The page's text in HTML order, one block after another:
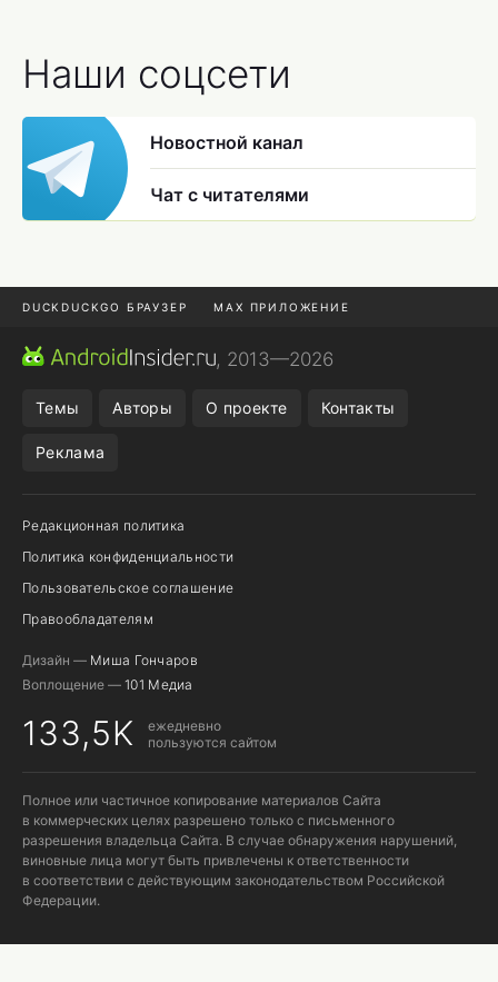
Наши соцсети
Новостной канал
Чат с читателями
DUCKDUCKGO БРАУЗЕР MAX ПРИЛОЖЕНИЕ
ПРИЛОЖЕНИЯ ANDROID
, 2013—2026
Темы Авторы О проекте Контакты
Реклама
Редакционная политика
Политика конфиденциальности
Пользовательское соглашение
Правообладателям
Дизайн — Миша Гончаров
Воплощение — 101 Медиа
133,5K
ежедневно
пользуются сайтом
Полное или частичное копирование материалов Сайта
в коммерческих целях разрешено только с письменного
разрешения владельца Сайта. В случае обнаружения нарушений,
виновные лица могут быть привлечены к ответственности
в соответствии с действующим законодательством Российской
Федерации.